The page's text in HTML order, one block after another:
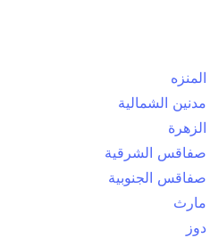
المنزه
مدنين الشمالية
الزهرة
صفاقس الشرقية
صفاقس الجنوبية
مارث
دوز